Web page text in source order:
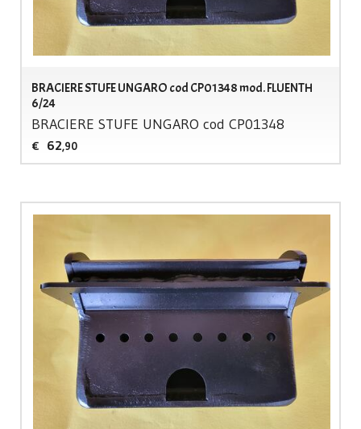
BRACIERE STUFE UNGARO cod CP01348 mod. FLUENTH
6/24
BRACIERE STUFE UNGARO cod CP01348
€ 62,90